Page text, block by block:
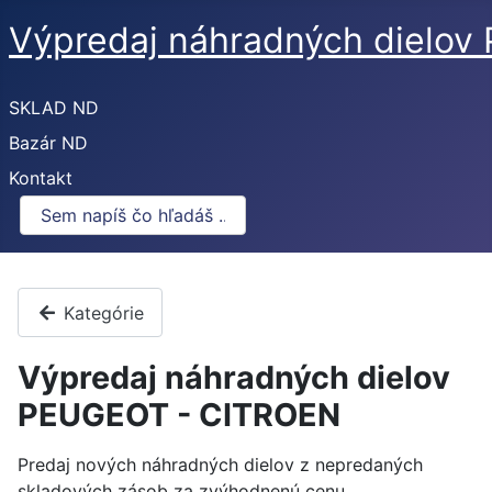
Výpredaj náhradných dielov
SKLAD ND
Bazár ND
Kontakt
Kategórie
Výpredaj náhradných dielov
PEUGEOT - CITROEN
Predaj nových náhradných dielov z nepredaných